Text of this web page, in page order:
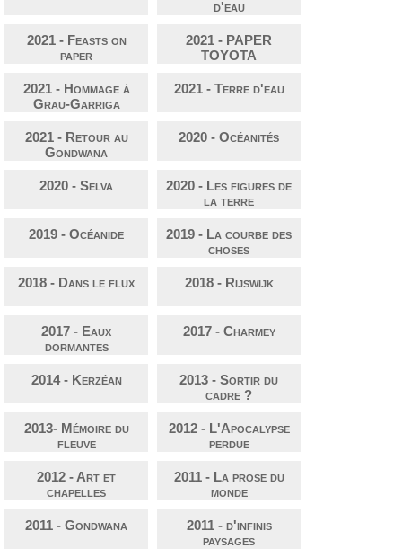
d'eau
2021 - Feasts on
paper
2021 - PAPER
TOYOTA
2021 - Hommage à
Grau-Garriga
2021 - Terre d'eau
2021 - Retour au
Gondwana
2020 - Océanités
2020 - Selva
2020 - Les figures de
la terre
2019 - Océanide
2019 - La courbe des
choses
2018 - Dans le flux 2018 - Rijswijk
2017 - Eaux
dormantes
2017 - Charmey
2014 - Kerzéan
2013 - Sortir du
cadre ?
2013- Mémoire du
fleuve
2012 - L'Apocalypse
perdue
2012 - Art et
chapelles
2011 - La prose du
monde
2011 - Gondwana
2011 - d'infinis
paysages